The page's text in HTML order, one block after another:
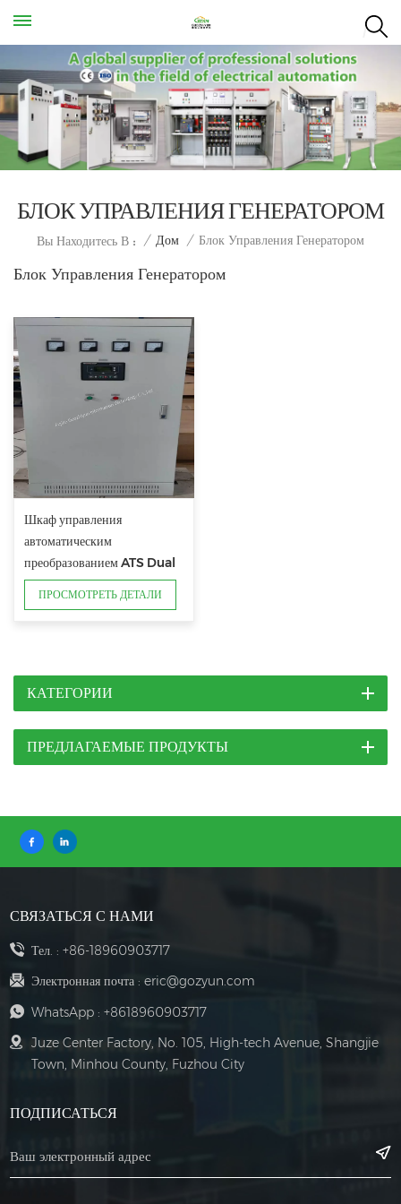
БЛОК УПРАВЛЕНИЯ ГЕНЕРАТОРОМ
Вы Находитесь В : / Дом / Блок Управления Генератором
Блок Управления Генератором
Шкаф управления
автоматическим
преобразованием ATS Dual
Power
ПРОСМОТРЕТЬ ДЕТАЛИ
КАТЕГОРИИ
ПРЕДЛАГАЕМЫЕ ПРОДУКТЫ
СВЯЗАТЬСЯ С НАМИ
Тел. : +86-18960903717
Электронная почта : eric@gozyun.com
WhatsApp : +8618960903717
Juze Center Factory, No. 105, High-tech Avenue, Shangjie
Town, Minhou County, Fuzhou City
ПОДПИСАТЬСЯ